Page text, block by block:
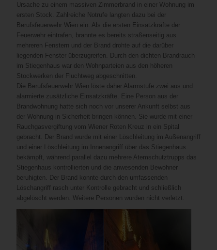
Ursache zu einem massiven Zimmerbrand in einer Wohnung im
ersten Stock. Zahlreiche Notrufe langten dazu bei der
Berufsfeuerwehr Wien ein. Als die ersten Einsatzkräfte der
Feuerwehr eintrafen, brannte es bereits straßenseitig aus
mehreren Fenstern und der Brand drohte auf die darüber
liegenden Fenster überzugreifen. Durch den dichten Brandrauch
im Stiegenhaus war den Wohnparteien aus den höheren
Stockwerken der Fluchtweg abgeschnitten.
Die Berufsfeuerwehr Wien löste daher Alarmstufe zwei aus und
alarmierte zusätzliche Einsatzkräfte. Eine Person aus der
Brandwohnung hatte sich noch vor unserer Ankunft selbst aus
der Wohnung in Sicherheit bringen können. Sie wurde mit einer
Rauchgasvergiftung vom Wiener Roten Kreuz in ein Spital
gebracht. Der Brand wurde mit einer Löschleitung im Außenangriff
und einer Löschleitung im Innenangriff über das Stiegenhaus
bekämpft, während parallel dazu mehrere Atemschutztrupps das
Stiegenhaus kontrollierten und die anwesenden Bewohner
beruhigten. Der Brand konnte durch den umfassenden
Löschangriff rasch unter Kontrolle gebracht und schließlich
abgelöscht werden. Weitere Personen wurden nicht verletzt.